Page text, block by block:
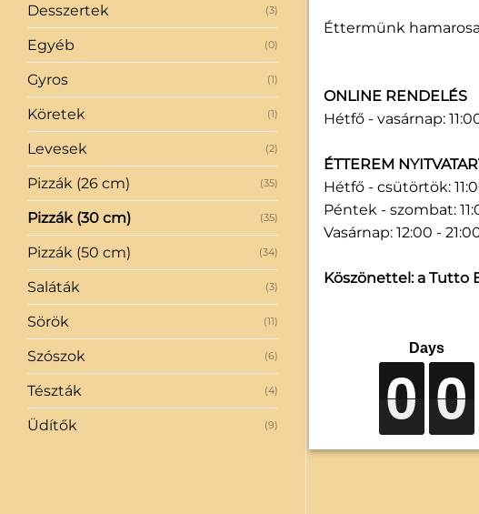
Desszertek (3)
Egyéb (0)
Gyros (1)
Köretek (1)
Levesek (2)
Pizzák (26 cm) (35)
Pizzák (30 cm) (35)
Pizzák (50 cm) (34)
Saláták (3)
Sörök (11)
Szószok (6)
Tészták (4)
Üdítők (9)
Éttermünk
ONLINE RENDELÉS
Hétfő - vasárnap:
ÉTTEREM
Hétfő - csütörtök:
Péntek - szombat:
Vasárnap: 12:00 -
Köszönettel: a Tutto
0
0
0
0 0
0
0
0